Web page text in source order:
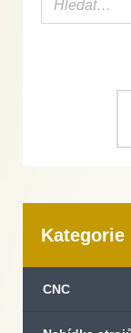
Kategorie
CNC